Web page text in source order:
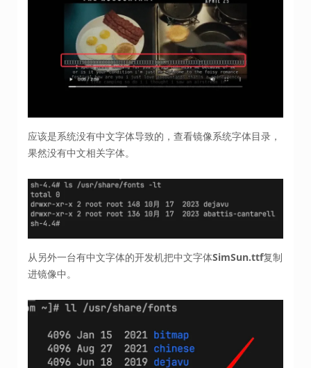
应该是系统没有中文字体导致的，查看镜像系统字体目录，
果然没有中文相关字体。
从另外一台有中文字体的开发机把中文字体SimSun.ttf复制
进镜像中。